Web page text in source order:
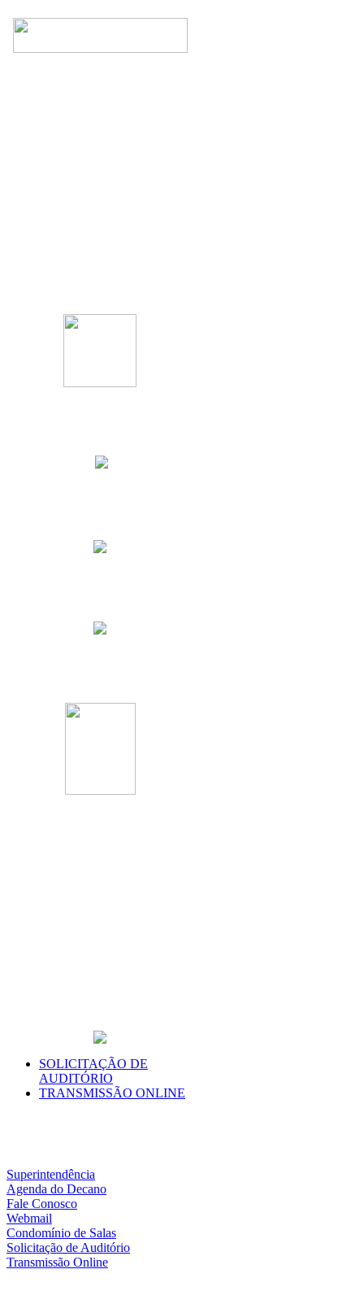
SOLICITAÇÃO DE
AUDITÓRIO
TRANSMISSÃO ONLINE
Superintendência
Agenda do Decano
Fale Conosco
Webmail
Condomínio de Salas
Solicitação de Auditório
Transmissão Online